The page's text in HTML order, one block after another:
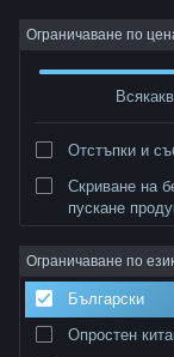
Вписване
Относно
Поддръжка
Ограничаване по
Отстъпки и
Скриване на
пускане
Ограничаване по
Български
Опростен
Разработчик:
Сортиране по